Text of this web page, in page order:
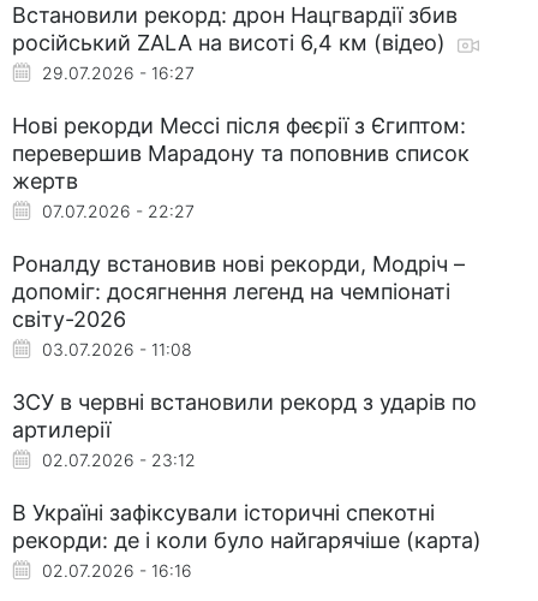
Встановили рекорд: дрон Нацгвардії збив
російський ZALA на висоті 6,4 км (відео)
29.07.2026 - 16:27
Нові рекорди Мессі після феєрії з Єгиптом:
перевершив Марадону та поповнив список
жертв
07.07.2026 - 22:27
Роналду встановив нові рекорди, Модріч –
допоміг: досягнення легенд на чемпіонаті
світу-2026
03.07.2026 - 11:08
ЗСУ в червні встановили рекорд з ударів по
артилерії
02.07.2026 - 23:12
В Україні зафіксували історичні спекотні
рекорди: де і коли було найгарячіше (карта)
02.07.2026 - 16:16